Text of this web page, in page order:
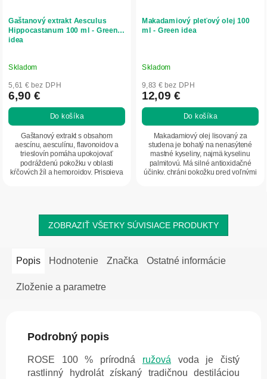
Gaštanový extrakt Aesculus
Hippocastanum 100 ml - Green
idea
Skladom
5,61 € bez DPH
6,90 €
Do košíka
Gaštanový extrakt s obsahom
aescínu, aesculínu, flavonoidov a
trieslovín pomáha upokojovať
podráždenú pokožku v oblasti
kŕčových žíl a hemoroidov. Prispieva
Makadamiový pleťový olej 100
ml - Green idea
Skladom
9,83 € bez DPH
12,09 €
Do košíka
Makadamiový olej lisovaný za
studena je bohatý na nenasýtené
mastné kyseliny, najmä kyselinu
palmitovú. Má silné antioxidačné
účinky, chráni pokožku pred voľnými
ZOBRAZIŤ VŠETKY SÚVISIACE PRODUKTY
Popis Hodnotenie Značka Ostatné informácie
Zloženie a parametre
Podrobný popis
ROSE 100 % prírodná ružová voda je čistý
rastlinný hydrolát získaný tradičnou destiláciou